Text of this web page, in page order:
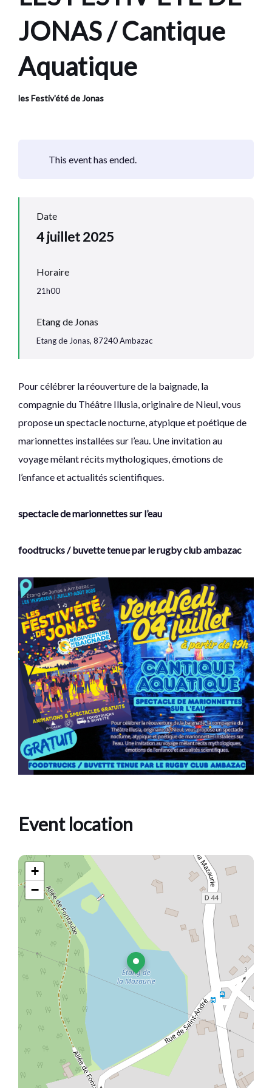
JONAS / Cantique
Aquatique
les Festiv'été de Jonas
This event has ended.
Date
4 juillet 2025
Horaire
21h00
Etang de Jonas
Etang de Jonas, 87240 Ambazac
Pour célébrer la réouverture de la baignade, la
compagnie du Théâtre Illusia, originaire de Nieul, vous
propose un spectacle nocturne, atypique et poétique de
marionnettes installées sur l’eau. Une invitation au
voyage mêlant récits mythologiques, émotions de
l’enfance et actualités scientifiques.
spectacle de marionnettes sur l’eau
foodtrucks / buvette tenue par le rugby club ambazac
Event location
+
−